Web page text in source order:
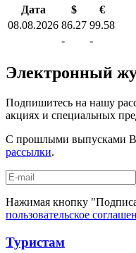
Дата $
€
08.08.2026 86.27 99.58
-
-
Электронный
Подпишитесь на нашу
акциях и специальных
С прошлыми выпусками
рассылки.
Нажимая кнопку
пользовательское
Туристам